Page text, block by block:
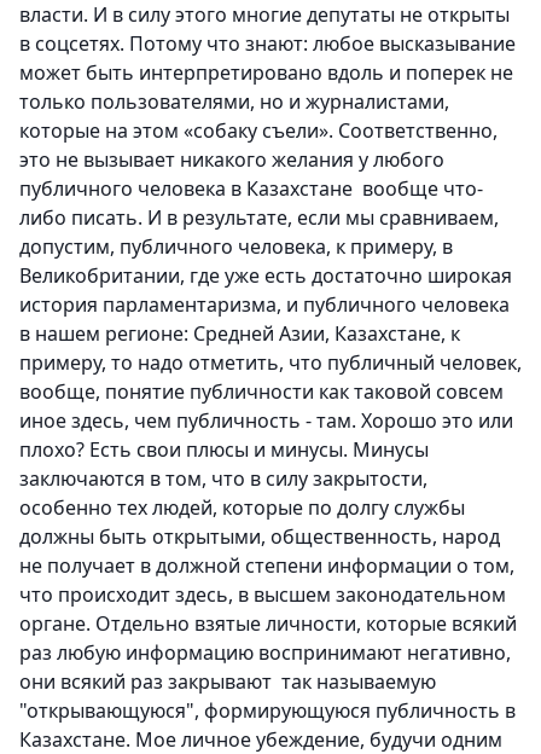
власти. И в силу этого многие депутаты не открыты
в соцсетях. Потому что знают: любое высказывание
может быть интерпретировано вдоль и поперек не
только пользователями, но и журналистами,
которые на этом «собаку съели». Соответственно,
это не вызывает никакого желания у любого
публичного человека в Казахстане вообще что-
либо писать. И в результате, если мы сравниваем,
допустим, публичного человека, к примеру, в
Великобритании, где уже есть достаточно широкая
история парламентаризма, и публичного человека
в нашем регионе: Средней Азии, Казахстане, к
примеру, то надо отметить, что публичный человек,
вообще, понятие публичности как таковой совсем
иное здесь, чем публичность - там. Хорошо это или
плохо? Есть свои плюсы и минусы. Минусы
заключаются в том, что в силу закрытости,
особенно тех людей, которые по долгу службы
должны быть открытыми, общественность, народ
не получает в должной степени информации о том,
что происходит здесь, в высшем законодательном
органе. Отдельно взятые личности, которые всякий
раз любую информацию воспринимают негативно,
они всякий раз закрывают так называемую
"открывающуюся", формирующуюся публичность в
Казахстане. Мое личное убеждение, будучи одним